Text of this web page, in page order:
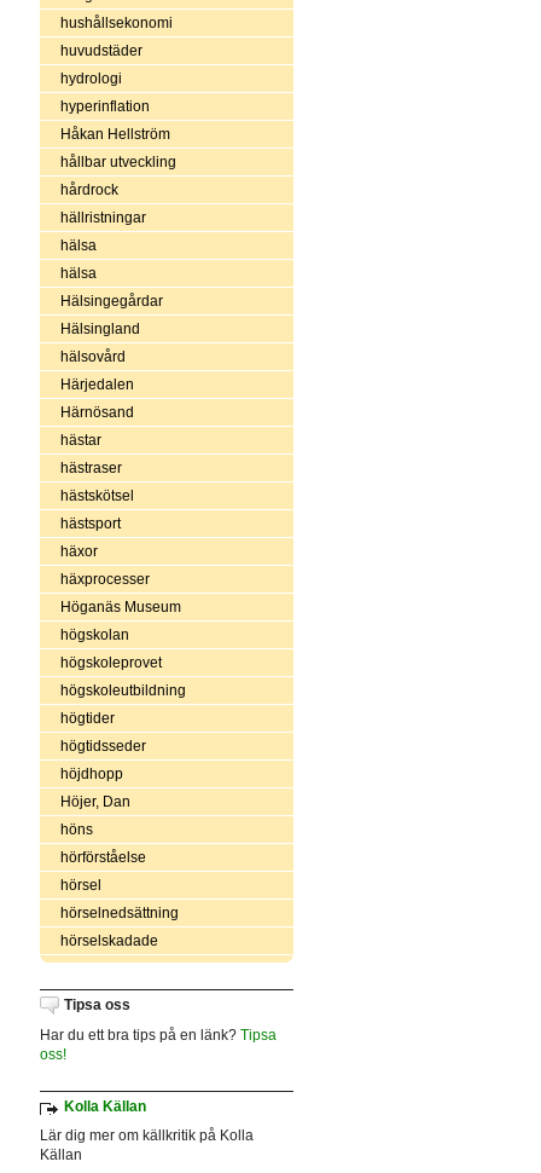
hushållsekonomi
huvudstäder
hydrologi
hyperinflation
Håkan Hellström
hållbar utveckling
hårdrock
hällristningar
hälsa
hälsa
Hälsingegårdar
Hälsingland
hälsovård
Härjedalen
Härnösand
hästar
hästraser
hästskötsel
hästsport
häxor
häxprocesser
Höganäs Museum
högskolan
högskoleprovet
högskoleutbildning
högtider
högtidsseder
höjdhopp
Höjer, Dan
höns
hörförståelse
hörsel
hörselnedsättning
hörselskadade
Tipsa oss
Har du ett bra tips på en länk? Tipsa
oss!
Kolla Källan
Lär dig mer om källkritik på Kolla
Källan